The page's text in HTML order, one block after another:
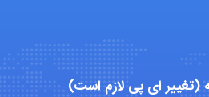
(تغییر ای پی لازم است)